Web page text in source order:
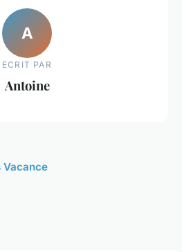
A
ECRIT PAR
Antoine
Vacance